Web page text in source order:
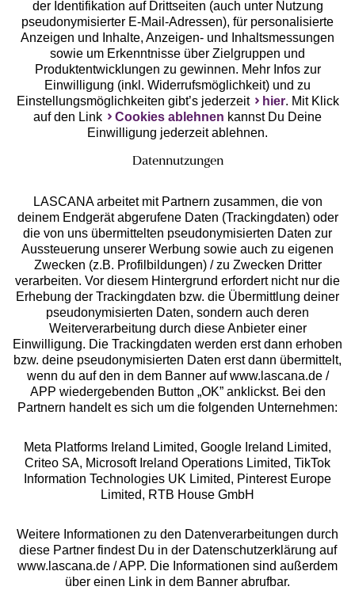
Unsere Apps
Services
Beratung
Über uns
Rechtliches
Alle Preise inkl. MwSt., zzgl.
Versandkosten
** Bonität vorausgesetzt, berechtigt zur Bonitätsprüfung
der Identifikation auf Drittseiten (auch unter Nutzung
pseudonymisierter E-Mail-Adressen), für personalisierte
Anzeigen und Inhalte, Anzeigen- und Inhaltsmessungen
sowie um Erkenntnisse über Zielgruppen und
Produktentwicklungen zu gewinnen. Mehr Infos zur
Einwilligung (inkl. Widerrufsmöglichkeit) und zu
Einstellungsmöglichkeiten gibt’s jederzeit
hier. Mit Klick
auf den Link
Cookies ablehnen kannst Du Deine
Einwilligung jederzeit ablehnen.
Datennutzungen
LASCANA arbeitet mit Partnern zusammen, die von
deinem Endgerät abgerufene Daten (Trackingdaten) oder
die von uns übermittelten pseudonymisierten Daten zur
Aussteuerung unserer Werbung sowie auch zu eigenen
Zwecken (z.B. Profilbildungen) / zu Zwecken Dritter
verarbeiten. Vor diesem Hintergrund erfordert nicht nur die
Erhebung der Trackingdaten bzw. die Übermittlung deiner
pseudonymisierten Daten, sondern auch deren
Weiterverarbeitung durch diese Anbieter einer
Einwilligung. Die Trackingdaten werden erst dann erhoben
bzw. deine pseudonymisierten Daten erst dann übermittelt,
wenn du auf den in dem Banner auf www.lascana.de /
APP wiedergebenden Button „OK” anklickst. Bei den
Partnern handelt es sich um die folgenden Unternehmen:
Meta Platforms Ireland Limited, Google Ireland Limited,
Criteo SA, Microsoft Ireland Operations Limited, TikTok
Information Technologies UK Limited, Pinterest Europe
Limited, RTB House GmbH
Weitere Informationen zu den Datenverarbeitungen durch
diese Partner findest Du in der Datenschutzerklärung auf
www.lascana.de / APP. Die Informationen sind außerdem
über einen Link in dem Banner abrufbar.